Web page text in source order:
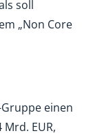
soll
„Non Core
einen
EUR,